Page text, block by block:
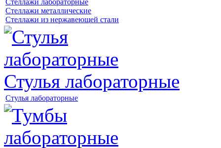
Стеллажи металлические
Стеллажи из нержавеющей стали
Стулья лабораторные
Стулья лабораторные